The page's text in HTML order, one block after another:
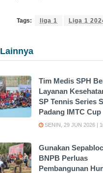
Tags: liga 1 Liga 1
Lainnya
Tim Medis SPH
Layanan
SP Tennis Series
Padang IMTC Cup
SENIN, 29 JUN 2026 |
Gunakan
BNPB Perluas
Pembangunan